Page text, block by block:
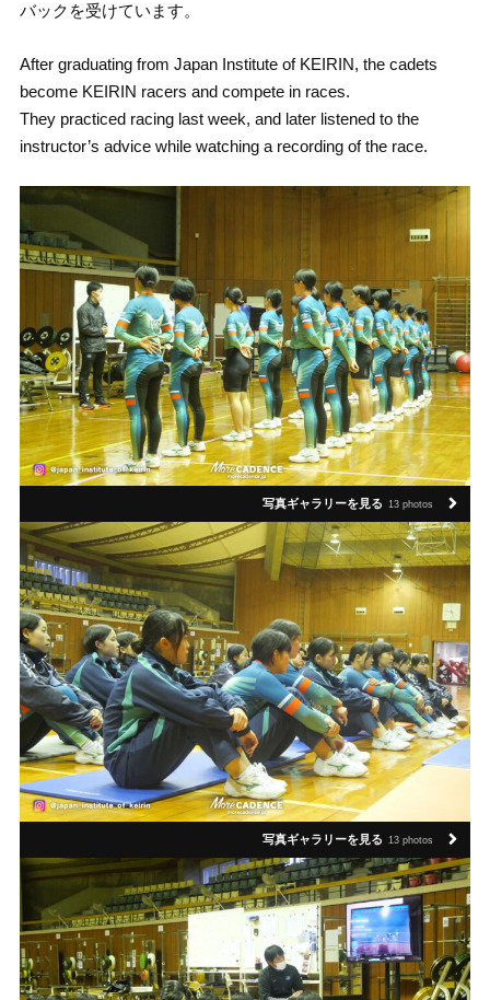
バックを受けています。
After graduating from Japan Institute of KEIRIN, the cadets
become KEIRIN racers and compete in races.
They practiced racing last week, and later listened to the
instructor’s advice while watching a recording of the race.
写真ギャラリーを見る 13 photos
写真ギャラリーを見る 13 photos